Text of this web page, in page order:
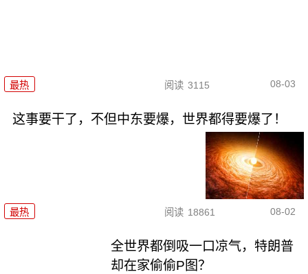
最热 阅读 3115 08-03
这事要干了，不但中东要爆，世界都得要爆了！
最热 阅读 18861 08-02
全世界都倒吸一口凉气，特朗普
却在家偷偷P图？